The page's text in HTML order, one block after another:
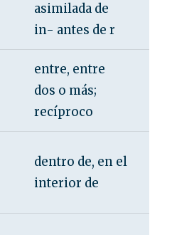
asimilada de
in- antes de r
entre, entre
dos o más;
recíproco
dentro de, en el
interior de